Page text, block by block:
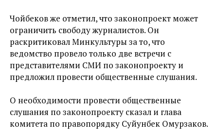
Чойбеков же отметил, что законопроект может
ограничить свободу журналистов. Он
раскритиковал Минкультуры за то, что
ведомство провело только две встречи с
представителями СМИ по законопроекту и
предложил провести общественные слушания.
О необходимости провести общественные
слушания по законопроекту сказал и глава
комитета по правопорядку Суйунбек Омурзаков.